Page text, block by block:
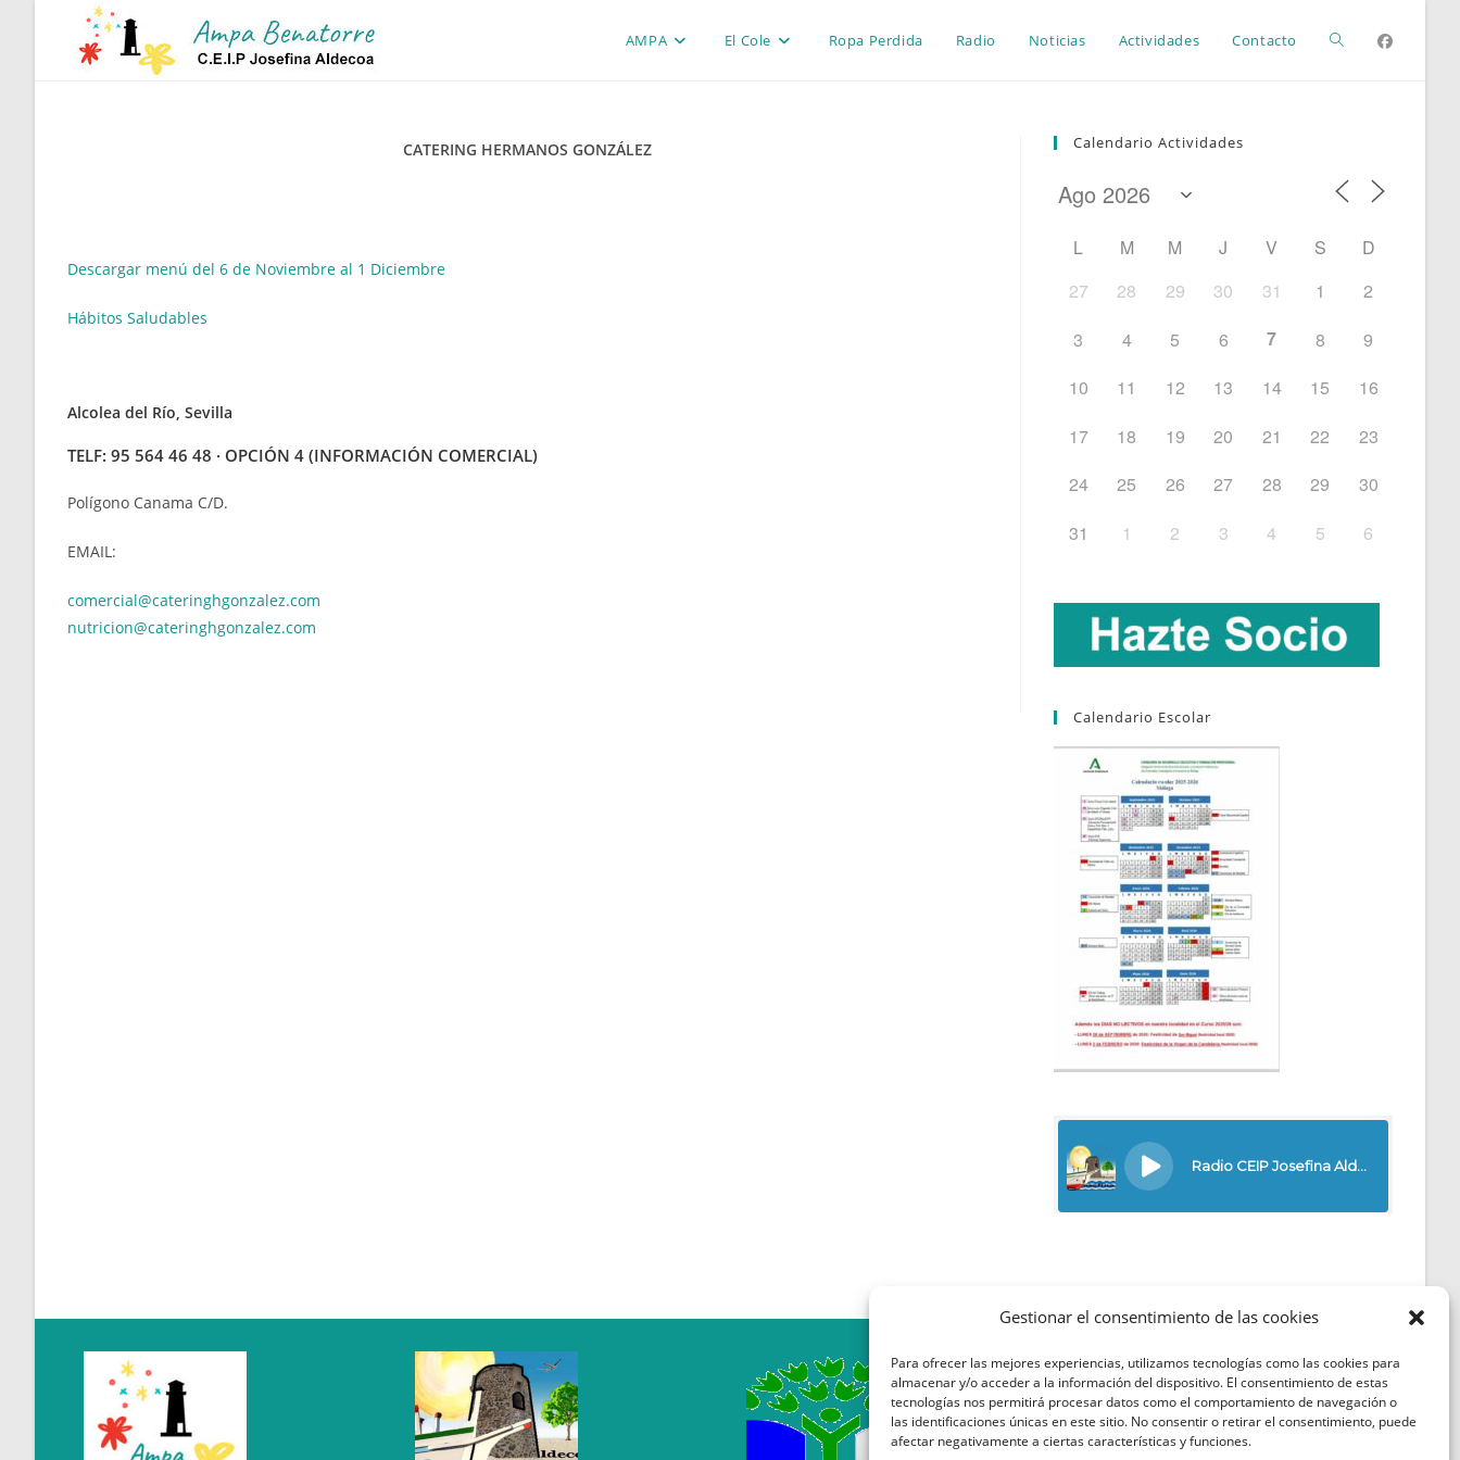
Gestionar el consentimiento de las cookies
Para ofrecer las mejores experiencias, utilizamos tecnologías como las cookies para
almacenar y/o acceder a la información del dispositivo. El consentimiento de estas
tecnologías nos permitirá procesar datos como el comportamiento de navegación o
las identificaciones únicas en este sitio. No consentir o retirar el consentimiento, puede
afectar negativamente a ciertas características y funciones.
AMPA El Cole Ropa Perdida Radio Noticias Actividades Contacto Alternar
de
CATERING HERMANOS GONZÁLEZ
Descargar menú del 6 de Noviembre al 1 Diciembre
Hábitos Saludables
Alcolea del Río, Sevilla
TELF: 95 564 46 48 · OPCIÓN 4 (INFORMACIÓN COMERCIAL)
Polígono Canama C/D.
EMAIL:
comercial@cateringhgonzalez.com
nutricion@cateringhgonzalez.com
Calendario Actividades
L M M J V S
D
27
28 29 30 31 1
2
3
4 5 6 7 8
9
10
11 12 13 14 15
16
17
18 19 20 21 22
23
24
25 26 27 28 29
30
31
1 2 3 4 5 6
Calendario Escolar
Política de Cookies
Política de Privacidad